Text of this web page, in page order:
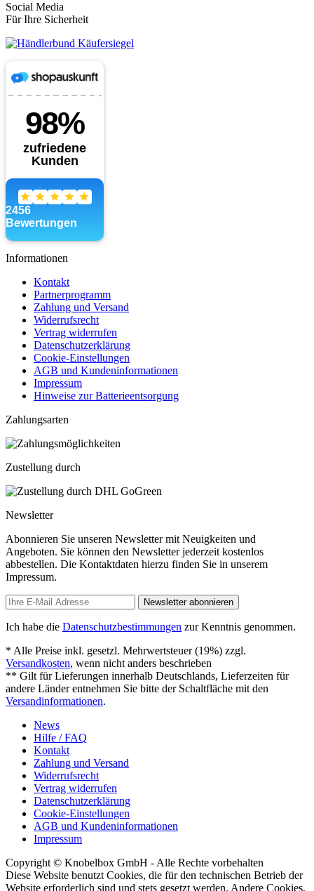
Social Media
Für Ihre Sicherheit
Informationen
Kontakt
Partnerprogramm
Zahlung und Versand
Widerrufsrecht
Vertrag widerrufen
Datenschutzerklärung
Cookie-Einstellungen
AGB und Kundeninformationen
Impressum
Hinweise zur Batterieentsorgung
Zahlungsarten
Zustellung durch
Newsletter
Abonnieren Sie unseren Newsletter mit Neuigkeiten und
Angeboten. Sie können den Newsletter jederzeit kostenlos
abbestellen. Die Kontaktdaten hierzu finden Sie in unserem
Impressum.
Newsletter abonnieren
Ich habe die Datenschutzbestimmungen zur Kenntnis genommen.
* Alle Preise inkl. gesetzl. Mehrwertsteuer (19%) zzgl.
Versandkosten, wenn nicht anders beschrieben
** Gilt für Lieferungen innerhalb Deutschlands, Lieferzeiten für
andere Länder entnehmen Sie bitte der Schaltfläche mit den
Versandinformationen.
News
Hilfe / FAQ
Kontakt
Zahlung und Versand
Widerrufsrecht
Vertrag widerrufen
Datenschutzerklärung
Cookie-Einstellungen
AGB und Kundeninformationen
Impressum
Copyright © Knobelbox GmbH - Alle Rechte vorbehalten
Diese Website benutzt Cookies, die für den technischen Betrieb der
Website erforderlich sind und stets gesetzt werden. Andere Cookies,